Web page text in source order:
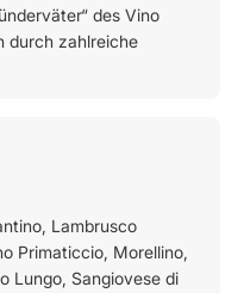
des Vino
durch zahlreiche
Lambrusco
Primaticcio, Morellino,
Lungo, Sangiovese di